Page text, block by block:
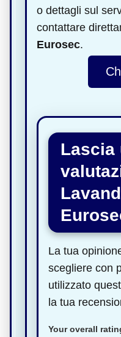
o dettagli sul
contattare
Eurosec.
Lascia
La tua
scegliere con
utilizzato
la tua
Your overall